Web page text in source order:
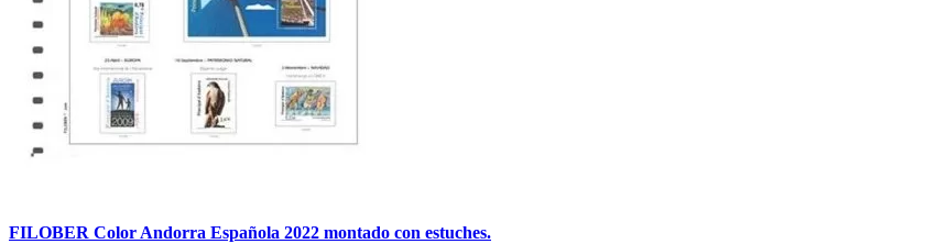
FILOBER Color Andorra Española 2022 montado con estuches.